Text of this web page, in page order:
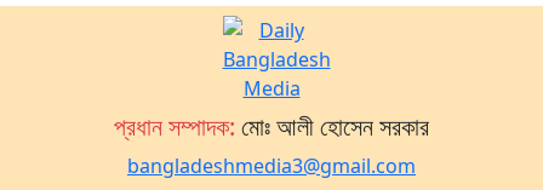
প্রধান সম্পাদক: মোঃ আলী হোসেন সরকার
bangladeshmedia3@gmail.com